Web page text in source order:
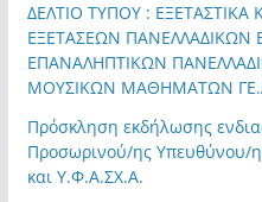
ΔΕΛΤΙΟ ΤΥΠΟΥ :
ΕΞΕΤΑΣΕΩΝ ΠΑΝΕΛΛΑΔΙΚΩΝ
ΕΠΑΝΑΛΗΠΤΙΚΩΝ
ΜΟΥΣΙΚΩΝ ΜΑΘΗΜΑΤΩΝ
Πρόσκληση εκδήλωσης
Προσωρινού/ης Υπευθύνου/
και Υ.Φ.Α.ΣΧ.Α.